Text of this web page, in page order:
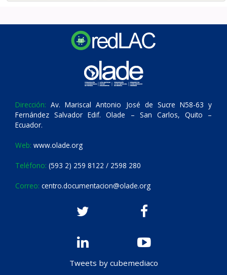
Dirección: Av. Mariscal Antonio José de Sucre N58-63 y
Fernández Salvador Edif. Olade – San Carlos, Quito –
Ecuador.
Web: www.olade.org
Teléfono: (593 2) 259 8122 / 2598 280
Correo: centro.documentacion@olade.org
Tweets by cubemediaco